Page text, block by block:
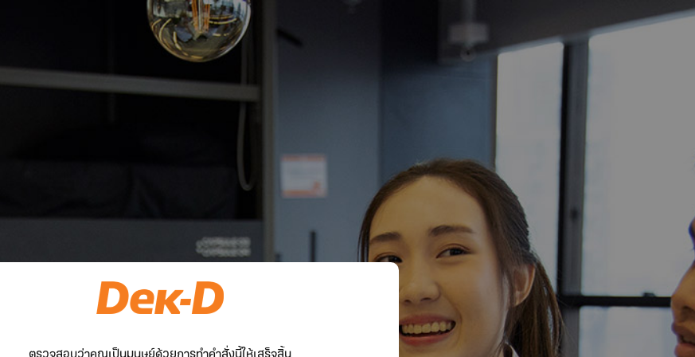
ตรวจสอบว่าคุณเป็นมนุษย์ด้วยการทำคำสั่งนี้ให้เสร็จสิ้น